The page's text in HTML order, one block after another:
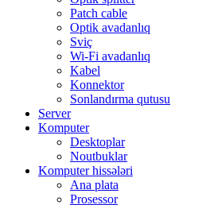
Patch cable
Optik avadanlıq
Sviç
Wi-Fi avadanlıq
Kabel
Konnektor
Sonlandırma qutusu
Server
Komputer
Desktoplar
Noutbuklar
Komputer hissələri
Ana plata
Prosessor